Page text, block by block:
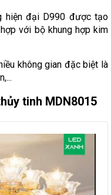
hiện đại D990 được tạo
với bộ khung hợp kim
không gian đặc biệt là
tinh MDN8015